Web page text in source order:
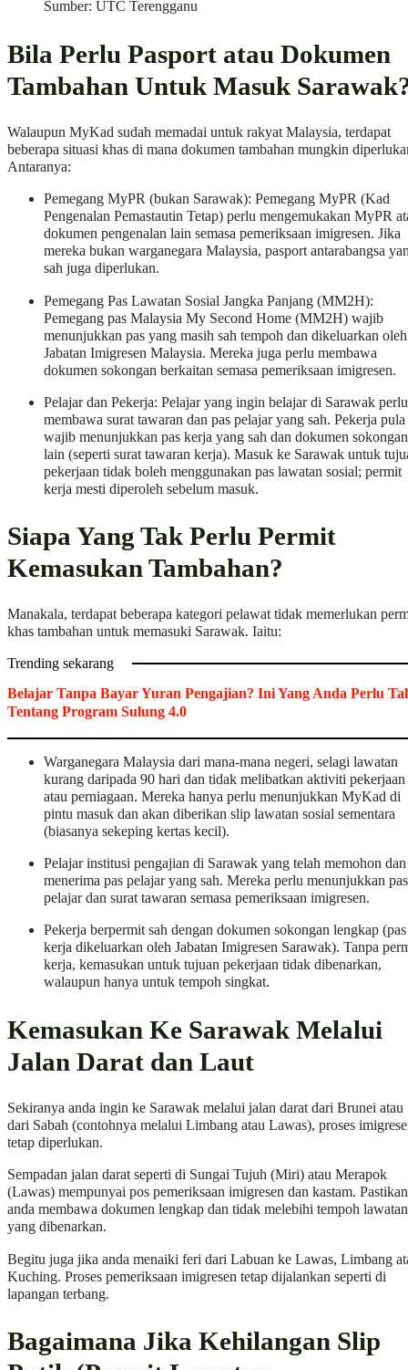
Sumber: UTC Terengganu
Bila Perlu Pasport atau Dokumen
Tambahan Untuk Masuk
Walaupun MyKad sudah memadai untuk rakyat Malaysia, terdapat
beberapa situasi khas di mana dokumen tambahan mungkin
Antaranya:
Pemegang MyPR (bukan Sarawak): Pemegang MyPR (Kad
Pengenalan Pemastautin Tetap) perlu mengemukakan MyPR
dokumen pengenalan lain semasa pemeriksaan imigresen. Jika
mereka bukan warganegara Malaysia, pasport antarabangsa
sah juga diperlukan.
Pemegang Pas Lawatan Sosial Jangka Panjang (MM2H):
Pemegang pas Malaysia My Second Home (MM2H) wajib
menunjukkan pas yang masih sah tempoh dan dikeluarkan oleh
Jabatan Imigresen Malaysia. Mereka juga perlu membawa
dokumen sokongan berkaitan semasa pemeriksaan imigresen.
Pelajar dan Pekerja: Pelajar yang ingin belajar di Sarawak perlu
membawa surat tawaran dan pas pelajar yang sah. Pekerja pula
wajib menunjukkan pas kerja yang sah dan dokumen sokongan
lain (seperti surat tawaran kerja). Masuk ke Sarawak untuk
pekerjaan tidak boleh menggunakan pas lawatan sosial; permit
kerja mesti diperoleh sebelum masuk.
Siapa Yang Tak Perlu Permit
Kemasukan Tambahan?
Manakala, terdapat beberapa kategori pelawat tidak memerlukan
khas tambahan untuk memasuki Sarawak. Iaitu:
Trending sekarang
Belajar Tanpa Bayar Yuran Pengajian? Ini Yang Anda Perlu
Tentang Program Sulung 4.0
Warganegara Malaysia dari mana-mana negeri, selagi lawatan
kurang daripada 90 hari dan tidak melibatkan aktiviti pekerjaan
atau perniagaan. Mereka hanya perlu menunjukkan MyKad di
pintu masuk dan akan diberikan slip lawatan sosial sementara
(biasanya sekeping kertas kecil).
Pelajar institusi pengajian di Sarawak yang telah memohon dan
menerima pas pelajar yang sah. Mereka perlu menunjukkan pas
pelajar dan surat tawaran semasa pemeriksaan imigresen.
Pekerja berpermit sah dengan dokumen sokongan lengkap (pas
kerja dikeluarkan oleh Jabatan Imigresen Sarawak). Tanpa
kerja, kemasukan untuk tujuan pekerjaan tidak dibenarkan,
walaupun hanya untuk tempoh singkat.
Kemasukan Ke Sarawak Melalui
Jalan Darat dan Laut
Sekiranya anda ingin ke Sarawak melalui jalan darat dari Brunei atau
dari Sabah (contohnya melalui Limbang atau Lawas), proses
tetap diperlukan.
Sempadan jalan darat seperti di Sungai Tujuh (Miri) atau Merapok
(Lawas) mempunyai pos pemeriksaan imigresen dan kastam. Pastikan
anda membawa dokumen lengkap dan tidak melebihi tempoh lawatan
yang dibenarkan.
Begitu juga jika anda menaiki feri dari Labuan ke Lawas, Limbang
Kuching. Proses pemeriksaan imigresen tetap dijalankan seperti di
lapangan terbang.
Bagaimana Jika Kehilangan Slip